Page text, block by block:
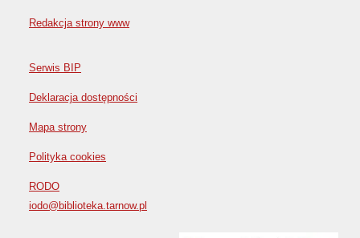
Redakcja strony www
Serwis BIP
Deklaracja dostępności
Mapa strony
Polityka cookies
RODO
iodo@biblioteka.tarnow.pl